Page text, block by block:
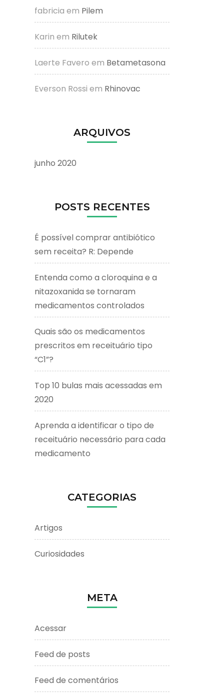
fabricia em Pilem
Karin em Rilutek
Laerte Favero em Betametasona
Everson Rossi em Rhinovac
ARQUIVOS
junho 2020
POSTS RECENTES
É possível comprar antibiótico
sem receita? R: Depende
Entenda como a cloroquina e a
nitazoxanida se tornaram
medicamentos controlados
Quais são os medicamentos
prescritos em receituário tipo
“C1”?
Top 10 bulas mais acessadas em
2020
Aprenda a identificar o tipo de
receituário necessário para cada
medicamento
CATEGORIAS
Artigos
Curiosidades
META
Acessar
Feed de posts
Feed de comentários